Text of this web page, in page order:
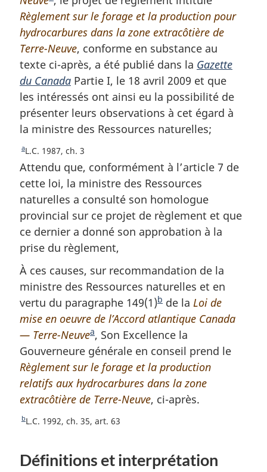
o
t
e
d
e
b
a
s
d
e
p
a
Règlement sur le forage et la production pour
hydrocarbures dans la zone extracôtière de
Terre-Neuve, conforme en substance au
texte ci-après, a été publié dans la Gazette
du Canada Partie I, le 18 avril 2009 et que
les intéressés ont ainsi eu la possibilité de
présenter leurs observations à cet égard à
la ministre des Ressources naturelles;
R
e
o
u
r
à
a
r
é
r
e
n
e
d
e
o
t
aL.C. 1987, ch. 3
Attendu que, conformément à l’article 7 de
cette loi, la ministre des Ressources
naturelles a consulté son homologue
provincial sur ce projet de règlement et que
ce dernier a donné son approbation à la
prise du règlement,
À ces causes, sur recommandation de la
ministre des Ressources naturelles et en
vertu du paragraphe 149(1)N
o
t
e
d
e
b
e
b de la Loi de
mise en oeuvre de l’Accord atlantique Canada
— Terre-NeuveN
o
t
e
d
s
a, Son Excellence la
Gouverneure générale en conseil prend le
Règlement sur le forage et la production
relatifs aux hydrocarbures dans la zone
extracôtière de Terre-Neuve, ci-après.
R
o
bL.C. 1992, ch. 35, art. 63
Définitions et interprétation